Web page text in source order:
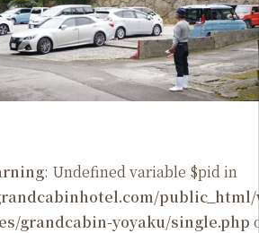
: Undefined variable $pid in
grandcabin-yoyaku/single.php